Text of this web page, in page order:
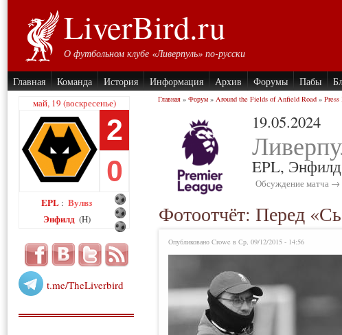
LiverBird.ru
О футбольном клубе «Ливерпуль» по-русски
Главная Команда История Информация Архив Форумы Пабы
май, 19 (воскресенье)
2
0
EPL : Вулвз
Энфилд (H)
t.me/TheLiverbird
Главная » Форум » Around the Fields of Anfield Road » Press
19.05.2024
EPL, Энфилд
Обсуждение матча →
Фотоотчёт: Перед
Опубликовано Crowe в Ср, 09/12/2015 - 14:56